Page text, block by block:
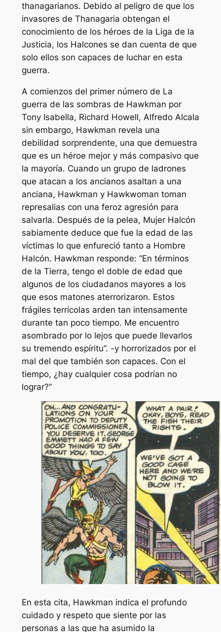
thanagarianos. Debido al peligro de que los
invasores de Thanagaria obtengan el
conocimiento de los héroes de la Liga de la
Justicia, los Halcones se dan cuenta de que
solo ellos son capaces de luchar en esta
guerra.
A comienzos del primer número de La
guerra de las sombras de Hawkman por
Tony Isabella, Richard Howell, Alfredo Alcala
sin embargo, Hawkman revela una
debilidad sorprendente, una que demuestra
que es un héroe mejor y más compasivo que
la mayoría. Cuando un grupo de ladrones
que atacan a los ancianos asaltan a una
anciana, Hawkman y Hawkwoman toman
represalias con una feroz agresión para
salvarla. Después de la pelea, Mujer Halcón
sabiamente deduce que fue la edad de las
víctimas lo que enfureció tanto a Hombre
Halcón. Hawkman responde: “En términos
de la Tierra, tengo el doble de edad que
algunos de los ciudadanos mayores a los
que esos matones aterrorizaron. Estos
frágiles terrícolas arden tan intensamente
durante tan poco tiempo. Me encuentro
asombrado por lo lejos que puede llevarlos
su tremendo espíritu”. -y horrorizados por el
mal del que también son capaces. Con el
tiempo, ¿hay cualquier cosa podrían no
lograr?”
En esta cita, Hawkman indica el profundo
cuidado y respeto que siente por las
personas a las que ha asumido la